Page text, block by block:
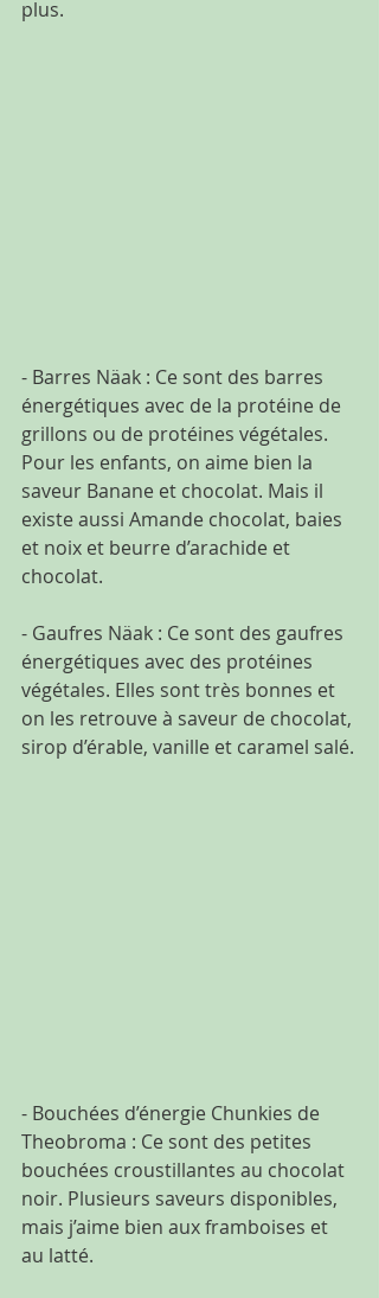
plus.
- Barres Näak : Ce sont des barres
énergétiques avec de la protéine de
grillons ou de protéines végétales.
Pour les enfants, on aime bien la
saveur Banane et chocolat. Mais il
existe aussi Amande chocolat, baies
et noix et beurre d’arachide et
chocolat.
- Gaufres Näak : Ce sont des gaufres
énergétiques avec des protéines
végétales. Elles sont très bonnes et
on les retrouve à saveur de chocolat,
sirop d’érable, vanille et caramel salé.
- Bouchées d’énergie Chunkies de
Theobroma : Ce sont des petites
bouchées croustillantes au chocolat
noir. Plusieurs saveurs disponibles,
mais j’aime bien aux framboises et
au latté.